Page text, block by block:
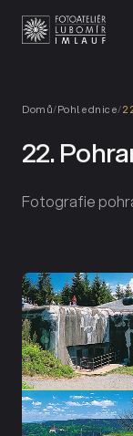
Domů/Pohlednice/
22.
Fotografie